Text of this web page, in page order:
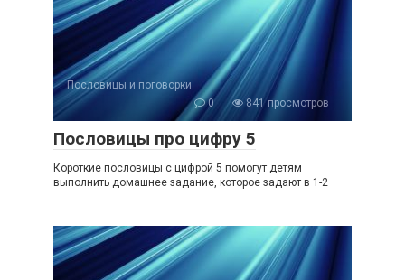
Пословицы и поговорки
0
841 просмотров
Пословицы про цифру 5
Короткие пословицы с цифрой 5 помогут детям
выполнить домашнее задание, которое задают в 1-2